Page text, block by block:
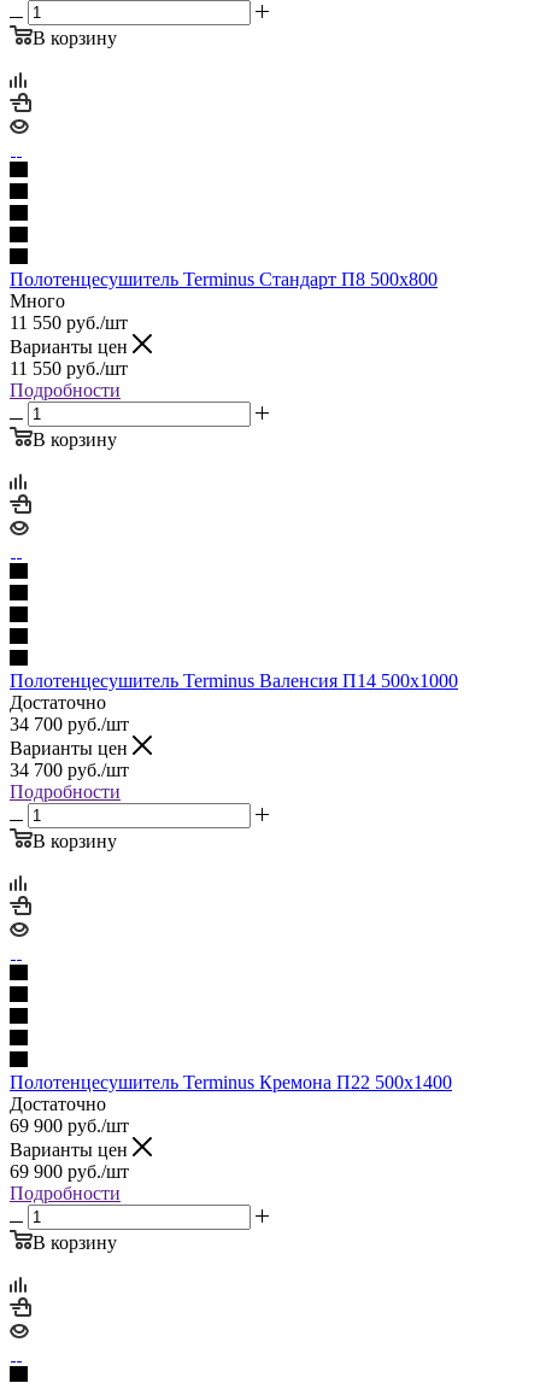
В корзину
Полотенцесушитель Terminus Стандарт П8 500х800
Много
11 550 руб./шт
Варианты цен
11 550 руб./шт
Подробности
В корзину
Полотенцесушитель Terminus Валенсия П14 500х1000
Достаточно
34 700 руб./шт
Варианты цен
34 700 руб./шт
Подробности
В корзину
Полотенцесушитель Terminus Кремона П22 500х1400
Достаточно
69 900 руб./шт
Варианты цен
69 900 руб./шт
Подробности
В корзину